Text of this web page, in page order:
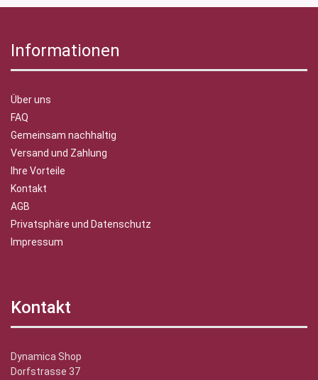
Informationen
Über uns
FAQ
Gemeinsam nachhaltig
Versand und Zahlung
Ihre Vorteile
Kontakt
AGB
Privatsphäre und Datenschutz
Impressum
Kontakt
Dynamica Shop
Dorfstrasse 37